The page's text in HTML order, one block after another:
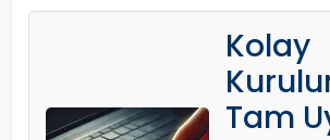
Kolay
Tam